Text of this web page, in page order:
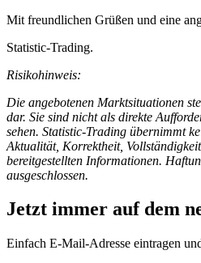
Mit freundlichen Grüßen und eine
Statistic-Trading.
Risikohinweis:
Die angebotenen Marktsituationen
dar. Sie sind nicht als direkte
sehen. Statistic-Trading übernimmt
Aktualität, Korrektheit,
bereitgestellten Informationen.
ausgeschlossen.
Jetzt immer auf dem
Einfach E-Mail-Adresse eintragen